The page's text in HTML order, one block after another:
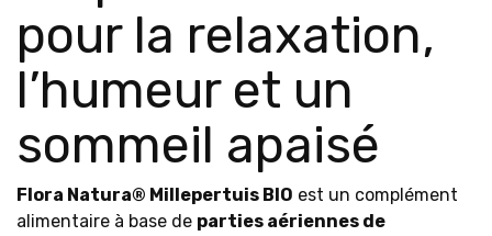
pour la relaxation,
l’humeur et un
sommeil apaisé
Flora Natura® Millepertuis BIO est un complément
alimentaire à base de parties aériennes de